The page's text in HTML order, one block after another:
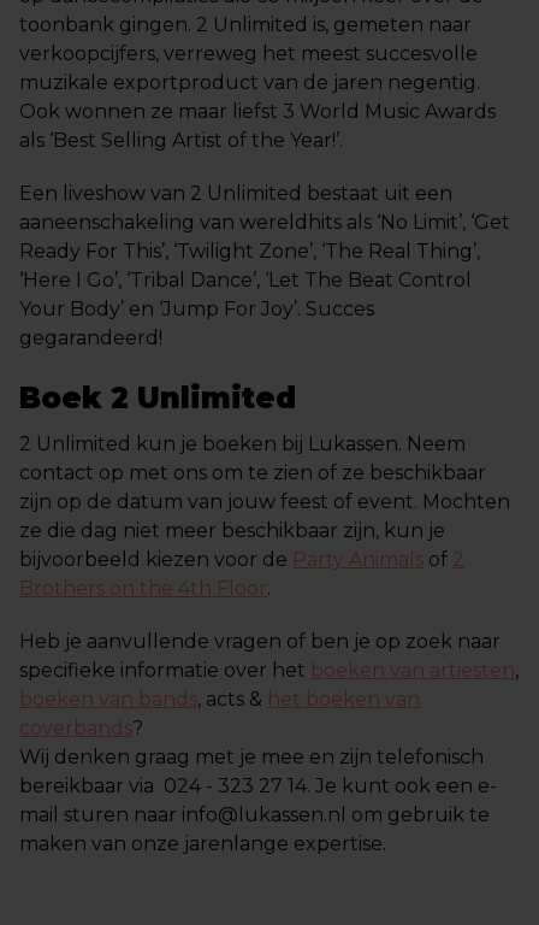
toonbank gingen. 2 Unlimited is, gemeten naar
verkoopcijfers, verreweg het meest succesvolle
muzikale exportproduct van de jaren negentig.
Ook wonnen ze maar liefst 3 World Music Awards
als ‘Best Selling Artist of the Year!’.
Een liveshow van 2 Unlimited bestaat uit een
aaneenschakeling van wereldhits als ‘No Limit’, ‘Get
Ready For This’, ‘Twilight Zone’, ‘The Real Thing’,
‘Here I Go’, ‘Tribal Dance’, ‘Let The Beat Control
Your Body’ en ‘Jump For Joy’. Succes
gegarandeerd!
Boek 2 Unlimited
2 Unlimited kun je boeken bij Lukassen. Neem
contact op met ons om te zien of ze beschikbaar
zijn op de datum van jouw feest of event. Mochten
ze die dag niet meer beschikbaar zijn, kun je
bijvoorbeeld kiezen voor de Party Animals of 2
Brothers on the 4th Floor.
Heb je aanvullende vragen of ben je op zoek naar
specifieke informatie over het boeken van artiesten,
boeken van bands, acts & het boeken van
coverbands?
Wij denken graag met je mee en zijn telefonisch
bereikbaar via 024 - 323 27 14. Je kunt ook een e-
mail sturen naar info@lukassen.nl om gebruik te
maken van onze jarenlange expertise.